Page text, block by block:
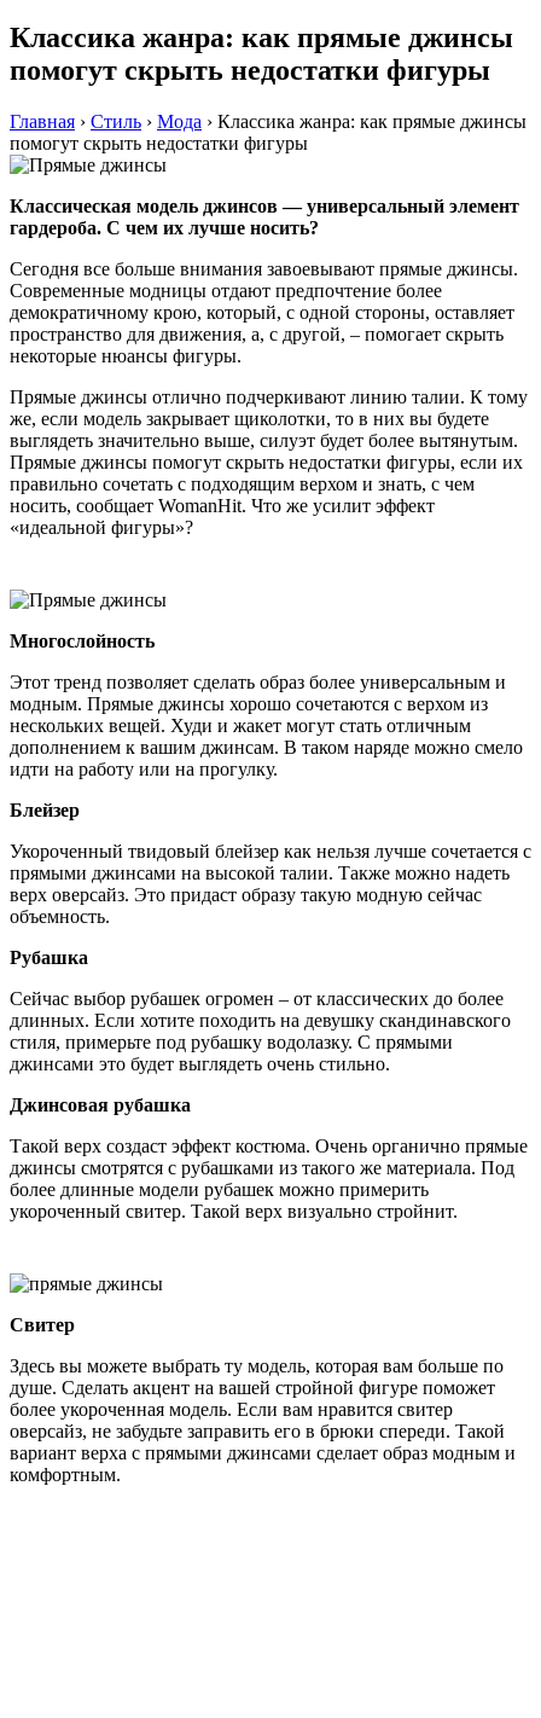
Классика жанра: как прямые джинсы
помогут скрыть недостатки фигуры
Главная › Стиль › Мода › Классика жанра: как прямые джинсы
помогут скрыть недостатки фигуры
Классическая модель джинсов — универсальный элемент
гардероба. С чем их лучше носить?
Сегодня все больше внимания завоевывают прямые джинсы.
Современные модницы отдают предпочтение более
демократичному крою, который, с одной стороны, оставляет
пространство для движения, а, с другой, – помогает скрыть
некоторые нюансы фигуры.
Прямые джинсы отлично подчеркивают линию талии. К тому
же, если модель закрывает щиколотки, то в них вы будете
выглядеть значительно выше, силуэт будет более вытянутым.
Прямые джинсы помогут скрыть недостатки фигуры, если их
правильно сочетать с подходящим верхом и знать, с чем
носить, сообщает WomanHit. Что же усилит эффект
«идеальной фигуры»?
Многослойность
Этот тренд позволяет сделать образ более универсальным и
модным. Прямые джинсы хорошо сочетаются с верхом из
нескольких вещей. Худи и жакет могут стать отличным
дополнением к вашим джинсам. В таком наряде можно смело
идти на работу или на прогулку.
Блейзер
Укороченный твидовый блейзер как нельзя лучше сочетается с
прямыми джинсами на высокой талии. Также можно надеть
верх оверсайз. Это придаст образу такую модную сейчас
объемность.
Рубашка
Сейчас выбор рубашек огромен – от классических до более
длинных. Если хотите походить на девушку скандинавского
стиля, примерьте под рубашку водолазку. С прямыми
джинсами это будет выглядеть очень стильно.
Джинсовая рубашка
Такой верх создаст эффект костюма. Очень органично прямые
джинсы смотрятся с рубашками из такого же материала. Под
более длинные модели рубашек можно примерить
укороченный свитер. Такой верх визуально стройнит.
Свитер
Здесь вы можете выбрать ту модель, которая вам больше по
душе. Сделать акцент на вашей стройной фигуре поможет
более укороченная модель. Если вам нравится свитер
оверсайз, не забудьте заправить его в брюки спереди. Такой
вариант верха с прямыми джинсами сделает образ модным и
комфортным.